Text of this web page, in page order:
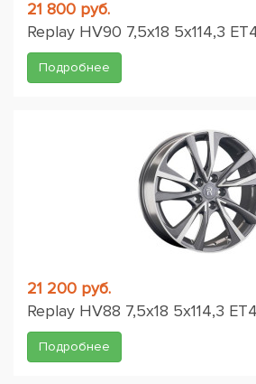
21 800 руб.
Replay HV90 7,5x18 5x114,3
Подробнее
21 200 руб.
Replay HV88 7,5x18 5x114,3
Подробнее